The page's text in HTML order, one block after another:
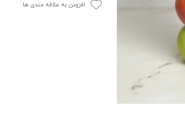
افزودن به علاقه مندی ها